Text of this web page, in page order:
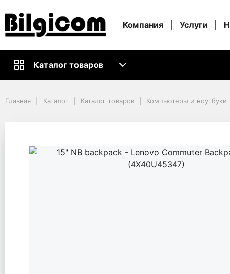
Компания Услуги
Каталог товаров
Главная
Компьютеры и ноутбуки
Кабели и Аксессуары ПК
15" NB backpack -
Главная Каталог Каталог товаров Компьютеры и ноутбуки